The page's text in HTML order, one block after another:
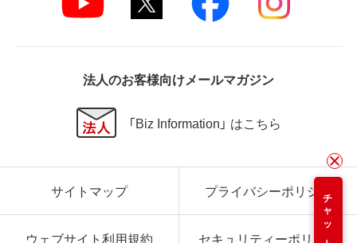
チャット
法人のお客様向けメールマガジン
「Biz Information」 はこちら
サイトマップ プライバシーポリシー
ウェブサイト利用規約 セキュリティーポリシー